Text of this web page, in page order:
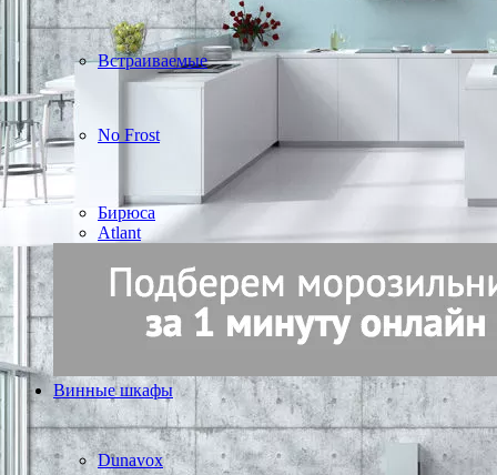
Встраиваемые
No Frost
Бирюса
Atlant
Винные шкафы
Dunavox